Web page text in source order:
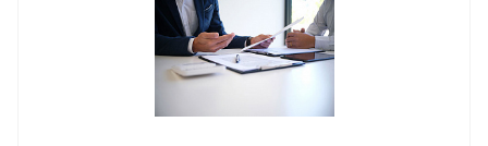
предварительный заказ можно и по телефону.